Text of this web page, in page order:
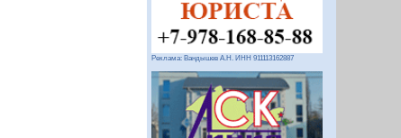
Реклама: Вандышев А.Н. ИНН 911113162887